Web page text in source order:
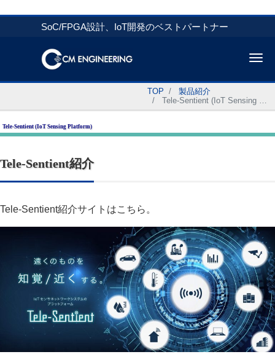
SoC/FPGA設計、IoT開発のベストパートナー
TOP
製品紹介
Tele-Sentient (IoT Sensing Platform)
Tele-Sentient (IoT Sensing Platform)
Tele-Sentient紹介
Tele-Sentient紹介サイトはこちら。